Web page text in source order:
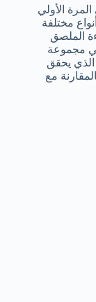
الأولي
مختلفة
الملصق
مجموعة
الذي يحقق
مع